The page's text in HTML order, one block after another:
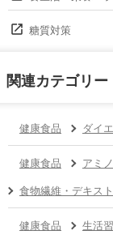
糖質対策
関連カテゴリー
健康食品 ダイ
健康食品
アミ
食物繊維・デキス
健康食品 生活